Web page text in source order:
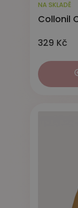
NA SKLADĚ
Collonil
329 Kč